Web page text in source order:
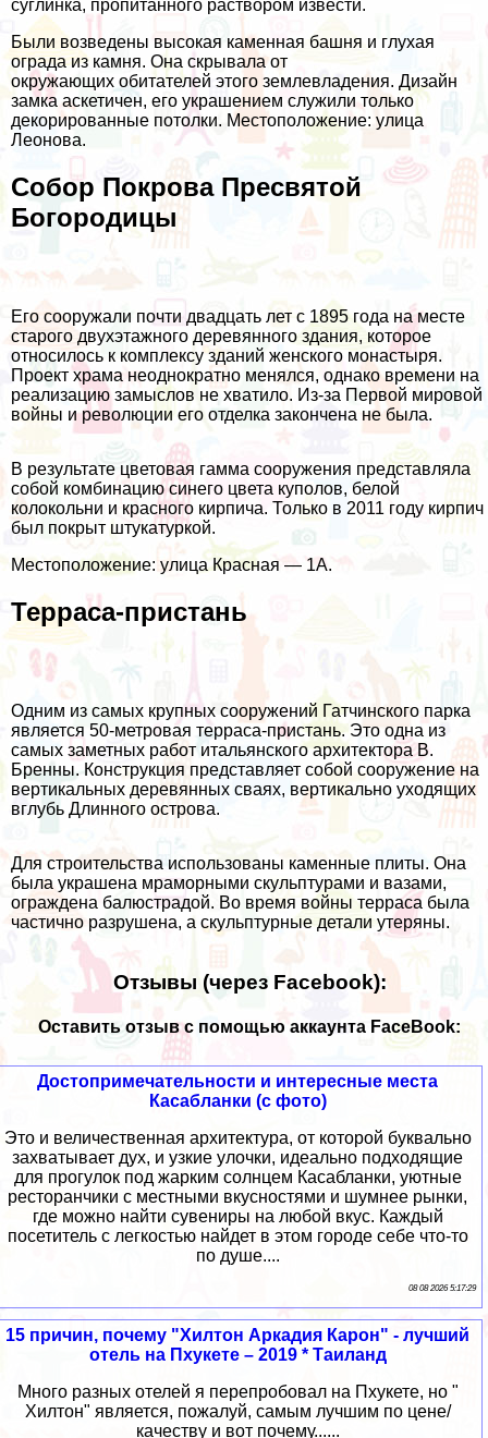
суглинка, пропитанного раствором извести.
Были возведены высокая каменная башня и глухая
ограда из камня. Она скрывала от
окружающих обитателей этого землевладения. Дизайн
замка аскетичен, его украшением служили только
декорированные потолки. Местоположение: улица
Леонова.
Собор Покрова Пресвятой
Богородицы
Его сооружали почти двадцать лет с 1895 года на месте
старого двухэтажного деревянного здания, которое
относилось к комплексу зданий женского монастыря.
Проект храма неоднократно менялся, однако времени на
реализацию замыслов не хватило. Из-за Первой мировой
войны и революции его отделка закончена не была.
В результате цветовая гамма сооружения представляла
собой комбинацию синего цвета куполов, белой
колокольни и красного кирпича. Только в 2011 году кирпич
был покрыт штукатуркой.
Местоположение: улица Красная — 1А.
Терраса-пристань
Одним из самых крупных сооружений Гатчинского парка
является 50-метровая терраса-пристань. Это одна из
самых заметных работ итальянского архитектора В.
Бренны. Конструкция представляет собой сооружение на
вертикальных деревянных сваях, вертикально уходящих
вглубь Длинного острова.
Для строительства использованы каменные плиты. Она
была украшена мраморными скульптурами и вазами,
ограждена балюстрадой. Во время войны терраса была
частично разрушена, а скульптурные детали утеряны.
Отзывы (через Facebook):
Оставить отзыв с помощью аккаунта FaceBook:
Достопримечательности и интересные места
Касабланки (с фото)
Это и величественная архитектура, от которой буквально
захватывает дух, и узкие улочки, идеально подходящие
для прогулок под жарким солнцем Касабланки, уютные
ресторанчики с местными вкусностями и шумнее рынки,
где можно найти сувениры на любой вкус. Каждый
посетитель с легкостью найдет в этом городе себе что-то
по душе....
08 08 2026 5:17:29
15 причин, почему "Хилтон Аркадия Карон" - лучший
отель на Пхукете – 2019 * Таиланд
Много разных отелей я перепробовал на Пхукете, но "
Хилтон" является, пожалуй, самым лучшим по цене/
качеству и вот почему......